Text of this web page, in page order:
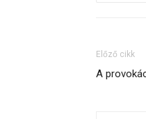
Előző cikk
A